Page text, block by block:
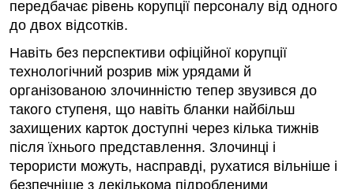
передбачає рівень корупції персоналу від одного
до двох відсотків.
Навіть без перспективи офіційної корупції
технологічний розрив між урядами й
організованою злочинністю тепер звузився до
такого ступеня, що навіть бланки найбільш
захищених карток доступні через кілька тижнів
після їхнього представлення. Злочинці і
терористи можуть, насправді, рухатися вільніше і
безпечніше з декількома підробленими